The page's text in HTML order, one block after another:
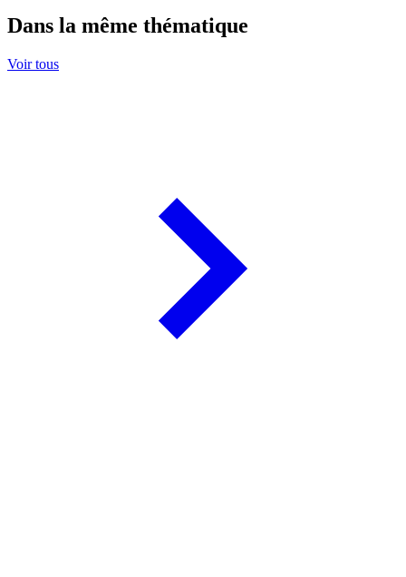
Dans la même thématique
Voir tous